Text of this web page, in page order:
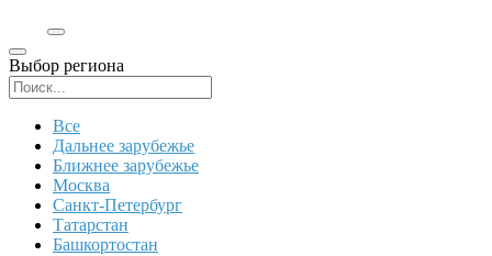
Выбор региона
Все
Дальнее зарубежье
Ближнее зарубежье
Москва
Санкт-Петербург
Татарстан
Башкортостан